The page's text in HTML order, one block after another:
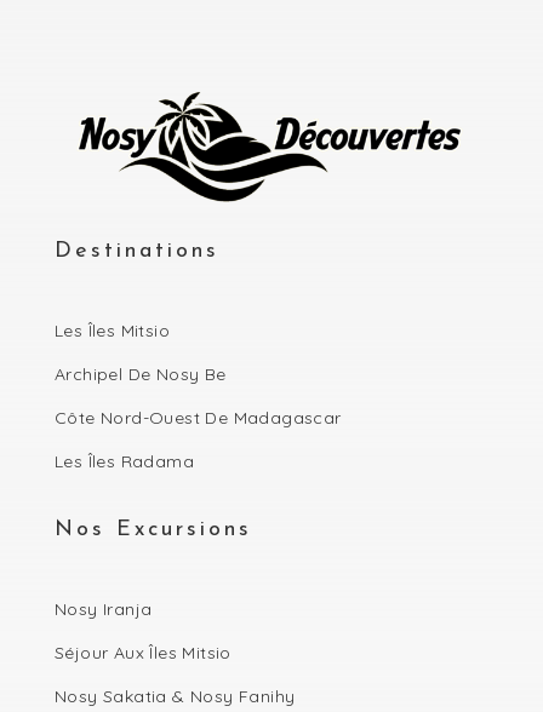
Destinations
Les Îles Mitsio
Archipel De Nosy Be
Côte Nord-Ouest De Madagascar
Les Îles Radama
Nos Excursions
Nosy Iranja
Séjour Aux Îles Mitsio
Nosy Sakatia & Nosy Fanihy